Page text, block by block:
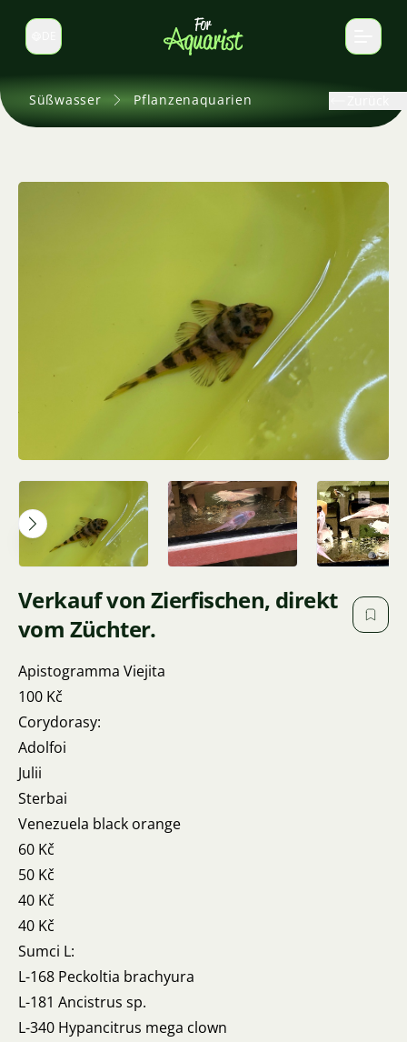
Sprache wechseln
Süßwasser Pflanzenaquarien
Verkauf von Zierfischen, direkt
vom Züchter.
Apistogramma Viejita
100 Kč
Corydorasy:
Adolfoi
Julii
Sterbai
Venezuela black orange
60 Kč
50 Kč
40 Kč
40 Kč
Sumci L:
L-168 Peckoltia brachyura
L-181 Ancistrus sp.
L-340 Hypancitrus mega clown